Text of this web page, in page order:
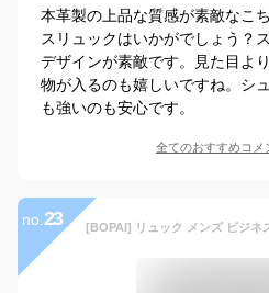
本革製の上品な質感が素敵なこ
スリュックはいかがでしょう？
デザインが素敵です。見た目よ
物が入るのも嬉しいですね。シ
も強いのも安心です。
全てのおすすめコメ
no. 23